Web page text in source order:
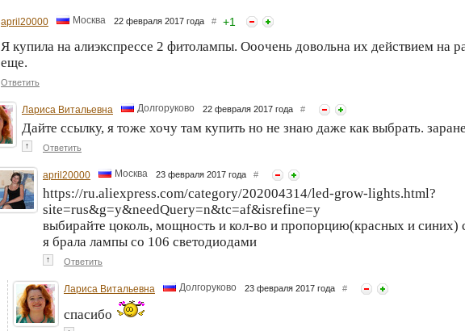
april20000 Москва 22 февраля 2017 года # +1
Я купила на алиэкспрессе 2 фитолампы. Ооочень довольна их действием на
еще.
Ответить
Лариса Витальевна Долгоруково 22 февраля 2017 года #
Дайте ссылку, я тоже хочу там купить но не знаю даже как выбрать.
↑ Ответить
april20000 Москва 23 февраля 2017 года #
https://ru.aliexpress.com/category/202004314/led-grow-lights.html?
site=rus&g=y&needQuery=n&tc=af&isrefine=y
выбирайте цоколь, мощность и кол-во и пропорцию(красных и синих)
я брала лампы со 106 светодиодами
↑ Ответить
Лариса Витальевна Долгоруково 23 февраля 2017 года #
спасибо